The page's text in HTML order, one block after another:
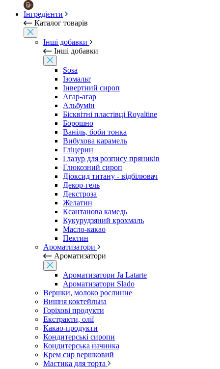
Інгредієнти
Каталог товарів
Інші добавки
Інші добавки
Sosa
Ізомальт
Інвертний сироп
Агар-агар
Альбумін
Бісквітні пластівці Royaltine
Борошно
Ваніль, боби тонка
Вибухова карамель
Гліцерин
Глазур для розпису пряників
Глюкозний сироп
Діоксид титану - відбілювач
Декор-гель
Декстроза
Желатин
Ксантанова камедь
Кукурудзяний крохмаль
Масло-какао
Пектин
Ароматизатори
Ароматизатори
Ароматизатори Ja Latarte
Ароматизатори Slado
Вершки, молоко рослинне
Вишня коктейльна
Горіхові продукти
Екстракти, олії
Какао-продукти
Кондитерські сиропи
Кондитерська начинка
Крем сир вершковий
Мастика для торта